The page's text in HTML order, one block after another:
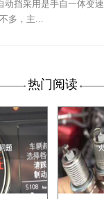
动挡采用是手自一体变速
多，主...
热门阅读